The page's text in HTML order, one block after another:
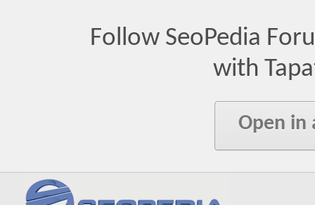
Follow SeoPedia
with
Open in